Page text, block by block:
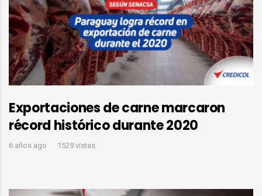
Exportaciones de carne marcaron
récord histórico durante 2020
6 años ago 1529 vistas